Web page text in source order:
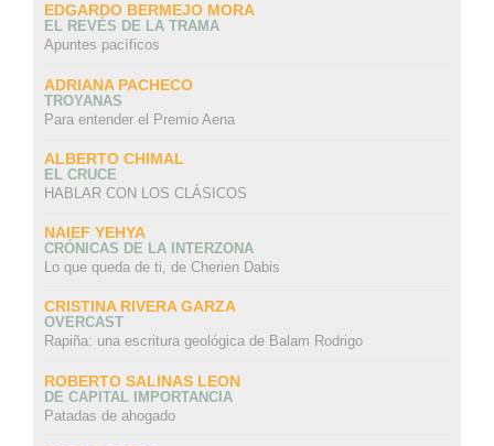
EDGARDO BERMEJO MORA
EL REVÉS DE LA TRAMA
Apuntes pacíficos
ADRIANA PACHECO
TROYANAS
Para entender el Premio Aena
ALBERTO CHIMAL
EL CRUCE
HABLAR CON LOS CLÁSICOS
NAIEF YEHYA
CRÓNICAS DE LA INTERZONA
Lo que queda de ti, de Cherien Dabis
CRISTINA RIVERA GARZA
OVERCAST
Rapiña: una escritura geológica de Balam Rodrigo
ROBERTO SALINAS LEON
DE CAPITAL IMPORTANCIA
Patadas de ahogado